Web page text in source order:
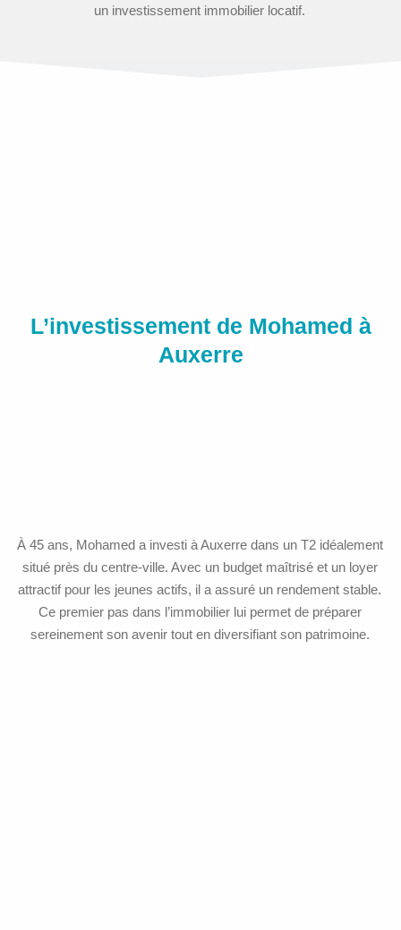
un investissement immobilier locatif.
L’investissement de Mohamed à
Auxerre
À 45 ans, Mohamed a investi à Auxerre dans un T2 idéalement
situé près du centre-ville. Avec un budget maîtrisé et un loyer
attractif pour les jeunes actifs, il a assuré un rendement stable.
Ce premier pas dans l’immobilier lui permet de préparer
sereinement son avenir tout en diversifiant son patrimoine.